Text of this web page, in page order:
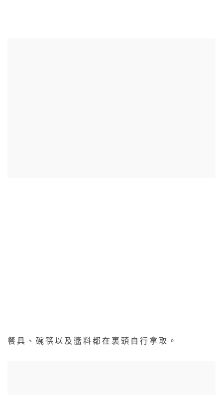
餐具、碗筷以及醬料都在裏頭自行拿取。